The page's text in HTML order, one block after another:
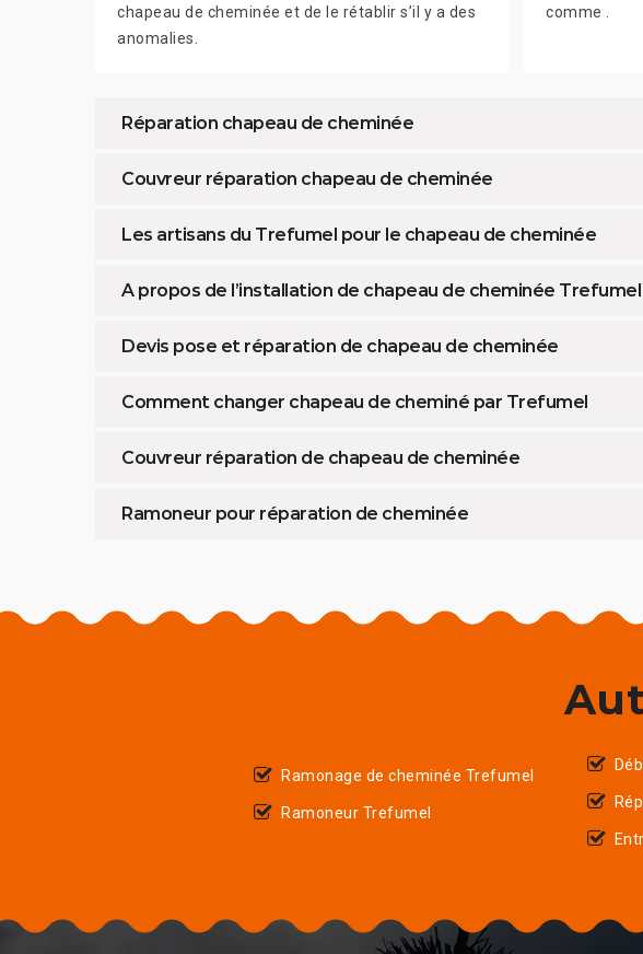
chapeau de cheminée et de le rétablir s’il y a des
anomalies.
comme .
Réparation chapeau de cheminée
Couvreur réparation chapeau de cheminée
Les artisans du Trefumel pour le chapeau de cheminée
A propos de l’installation de chapeau de cheminée Trefumel
Devis pose et réparation de chapeau de cheminée
Comment changer chapeau de cheminé par Trefumel
Couvreur réparation de chapeau de cheminée
Ramoneur pour réparation de cheminée
Ramonage de cheminée Trefumel
Ramoneur Trefumel